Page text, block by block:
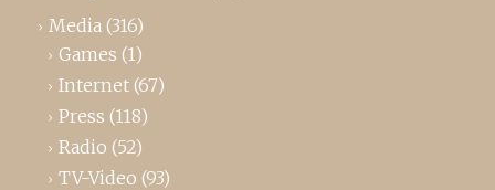
Media (316)
Games (1)
Internet (67)
Press (118)
Radio (52)
TV-Video (93)